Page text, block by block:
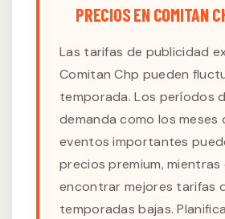
PRECIOS EN COMITAN
Las tarifas de publicidad
Comitan Chp pueden
temporada. Los períodos
demanda como los meses
eventos importantes
precios premium,
encontrar mejores tarifas
temporadas bajas.